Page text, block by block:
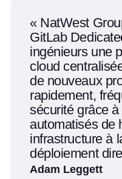
NatWest
GitLab
ingénieurs une
cloud
de nouveaux
rapidement,
sécurité grâce
automatisés de
infrastructure à
déploiement
Adam Leggett